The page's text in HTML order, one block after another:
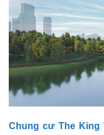
Chung cư The King